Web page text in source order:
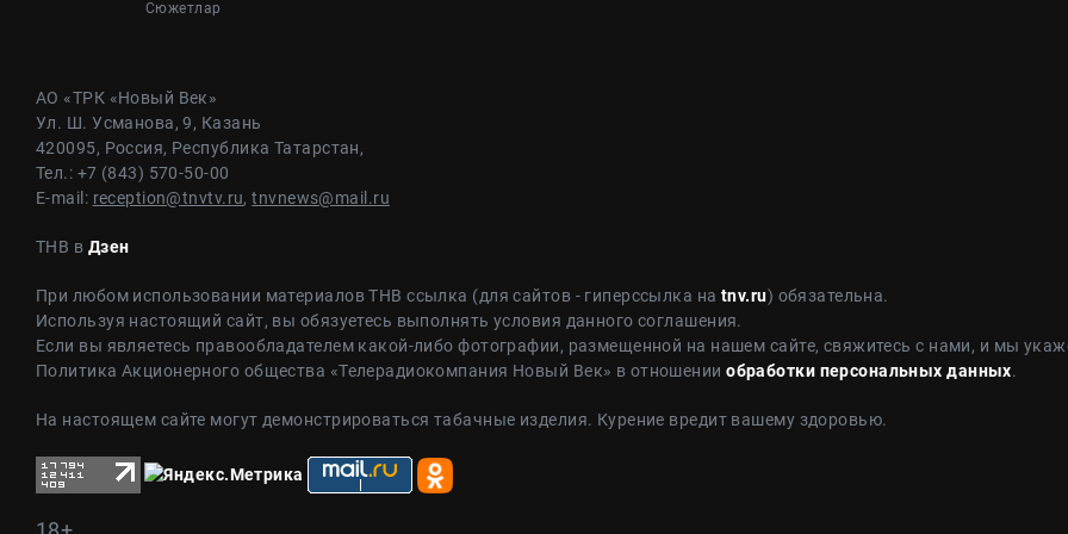
Cюжетлар
АО «ТРК «Новый Век»
Ул. Ш. Усманова, 9, Казань
420095, Россия, Республика Татарстан,
Тел.: +7 (843) 570-50-00
E-mail: reception@tnvtv.ru,tnvnews@mail.ru
ТНВ в Дзен
При любом использовании материалов ТНВ ссылка (для сайтов - гиперссылка на tnv.ru) обязательна.
Используя настоящий сайт, вы обязуетесь выполнять условия данного соглашения.
Если вы являетесь правообладателем какой-либо фотографии, размещенной на нашем сайте, свяжитесь с нами, и мы
Политика Акционерного общества «Телерадиокомпания Новый Век» в отношенииобработки персональных данных.
На настоящем сайте могут демонстрироваться табачные изделия. Курение вредит вашему здоровью.